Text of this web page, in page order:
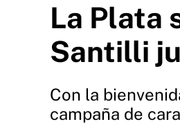
La Plata
Santilli
Con la
campaña de